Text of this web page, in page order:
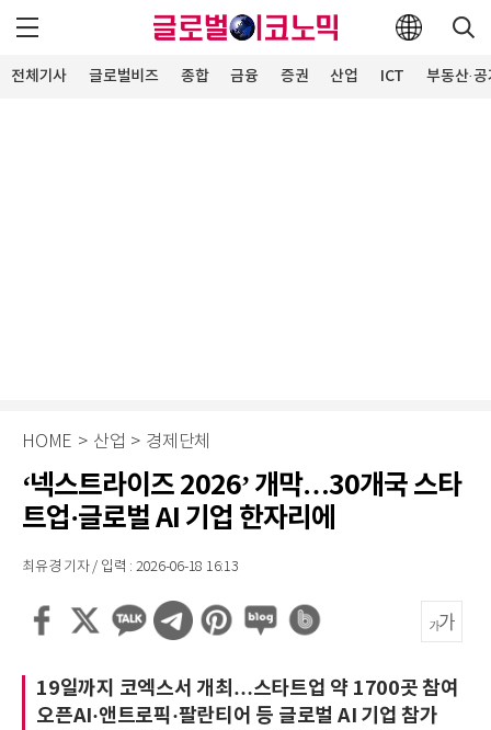
전체기사 글로벌비즈 종합 금융 증권 산업 ICT 부동산·
HOME > 산업 > 경제단체
‘넥스트라이즈 2026’ 개막…30개국 스타
트업·글로벌 AI 기업 한자리에
최유경 기자 / 입력 : 2026-06-18 16:13
19일까지 코엑스서 개최…스타트업 약 1700곳 참여
오픈AI·앤트로픽·팔란티어 등 글로벌 AI 기업 참가